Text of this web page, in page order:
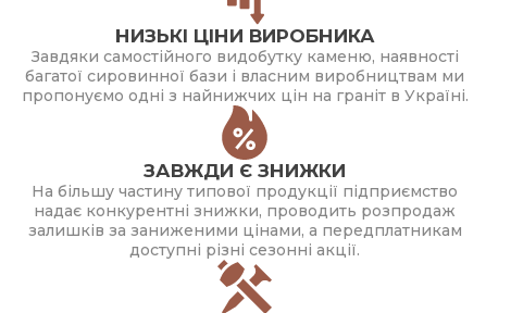
НИЗЬКІ ЦІНИ ВИРОБНИКА
Завдяки самостійного видобутку каменю, наявності
багатої сировинної бази і власним виробництвам ми
пропонуємо одні з найнижчих цін на граніт в Україні.
ЗАВЖДИ Є ЗНИЖКИ
На більшу частину типової продукції підприємство
надає конкурентні знижки, проводить розпродаж
залишків за заниженими цінами, а передплатникам
доступні різні сезонні акції.